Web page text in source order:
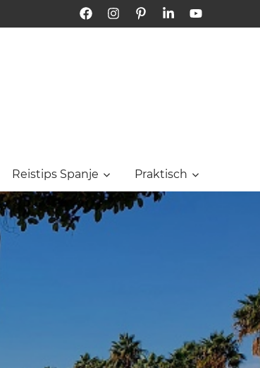
FacebookInstagramPinterestLinkedInYouTube
Reistips Spanje Praktisch